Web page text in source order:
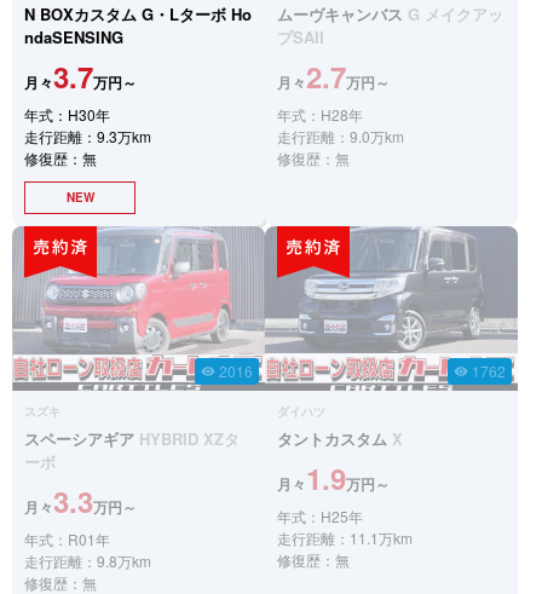
N BOXカスタム G・Lターボ Ho
ndaSENSING
月々3.7万円～
年式：H30年
走行距離：9.3万km
修復歴：無
NEW
ムーヴキャンバス G メイクアッ
プSAII
月々2.7万円～
年式：H28年
走行距離：9.0万km
修復歴：無
visibility 2016
スズキ
スペーシアギア HYBRID XZタ
ーボ
月々3.3万円～
年式：R01年
走行距離：9.8万km
修復歴：無
visibility 1762
ダイハツ
タントカスタム X
月々1.9万円～
年式：H25年
走行距離：11.1万km
修復歴：無